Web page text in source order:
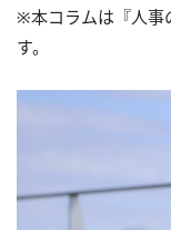
※本コラムは『人事
す。